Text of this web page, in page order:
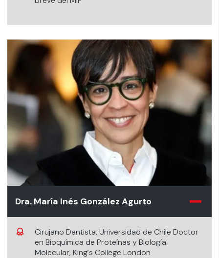
Dra. María Inés González Agurto
Cirujano Dentista, Universidad de Chile Doctor
en Bioquímica de Proteínas y Biología
Molecular, King´s College London